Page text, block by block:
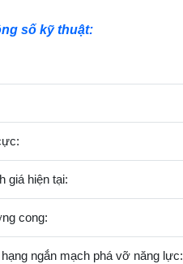
số kỹ thuật:
giá hiện tại:
cong:
hạng ngắn mạch phá vỡ năng lực: